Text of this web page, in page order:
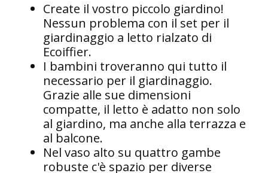
Create il vostro piccolo giardino!
Nessun problema con il set per il
giardinaggio a letto rialzato di
Ecoiffier.
I bambini troveranno qui tutto il
necessario per il giardinaggio.
Grazie alle sue dimensioni
compatte, il letto è adatto non solo
al giardino, ma anche alla terrazza e
al balcone.
Nel vaso alto su quattro gambe
robuste c'è spazio per diverse